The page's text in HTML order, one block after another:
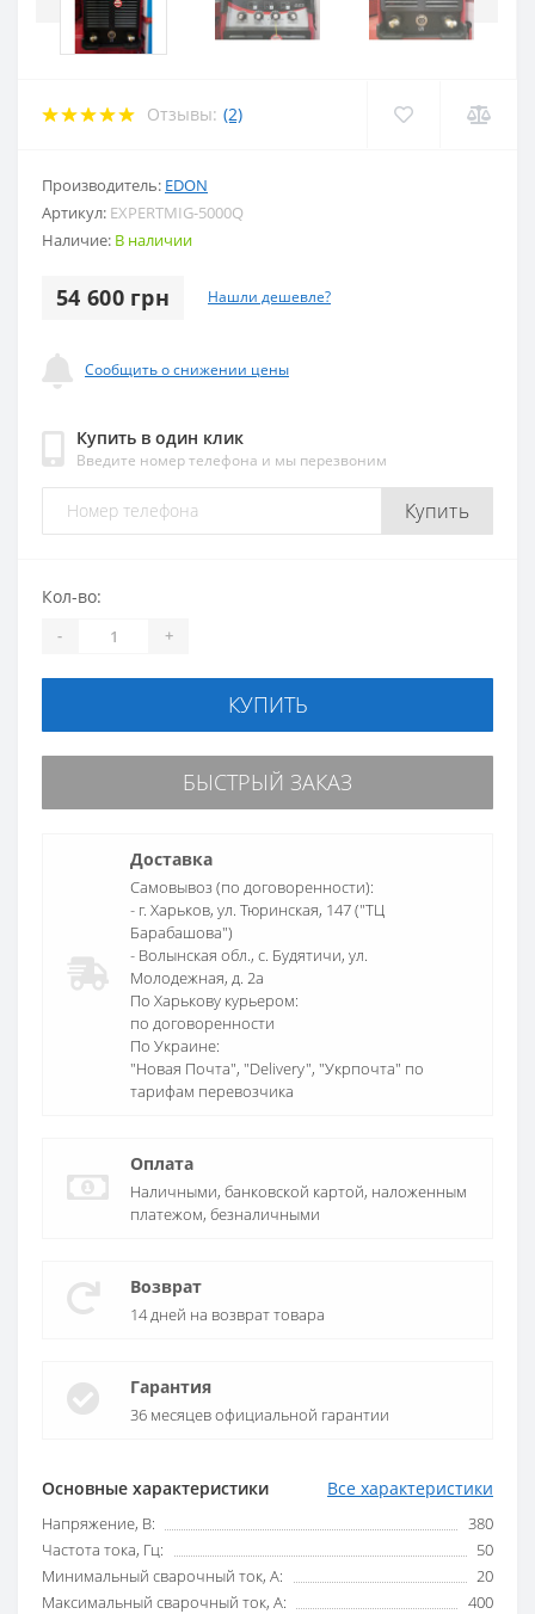
Отзывы: (2)
Производитель: EDON
Артикул: EXPERTMIG-5000Q
Наличие: В наличии
54 600 грн Нашли дешевле?
Сообщить о снижении цены
Купить в один клик
Введите номер телефона и мы перезвоним
Купить
Основные характеристики Все характеристики
Напряжение, В:
380
Частота тока, Гц:
50
Минимальный сварочный ток, А:
20
Максимальный сварочный ток, А:
400
Кол-во:
- +
КУПИТЬ
БЫСТРЫЙ ЗАКАЗ
Доставка
Самовывоз (по договоренности):
- г. Харьков, ул. Тюринская, 147 ("ТЦ
Барабашова")
- Волынская обл., c. Будятичи, ул.
Молодежная, д. 2а
По Харькову курьером:
по договоренности
По Украине:
"Новая Почта", "Delivery", "Укрпочта" по
тарифам перевозчика
Оплата
Наличными, банковской картой, наложенным
платежом, безналичными
Возврат
14 дней на возврат товара
Гарантия
36 месяцев официальной гарантии